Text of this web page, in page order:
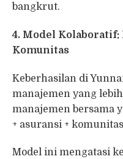
bangkrut.
4. Model
Komunitas
Keberhasilan di
manajemen yang
manajemen bersama
+ asuransi +
Model ini mengatasi